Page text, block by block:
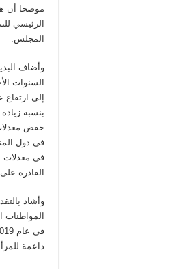
موضحا أن
الرئيسي
المجلس.
وأضاف
السنوات
خفض معدلات
في دول
في معدلات
القادرة
وأشاد
داعمة